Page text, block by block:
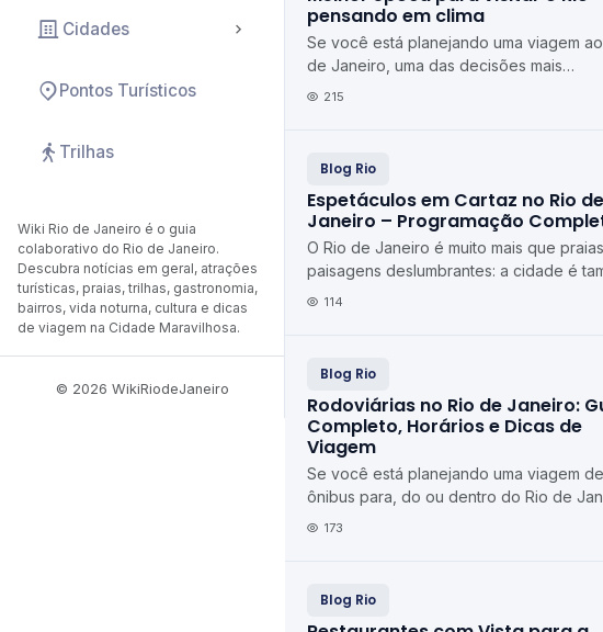
Cidades
Pontos Turísticos
Trilhas
Wiki Rio de Janeiro é o guia
colaborativo do Rio de Janeiro.
Descubra notícias em geral, atrações
turísticas, praias, trilhas, gastronomia,
bairros, vida noturna, cultura e dicas
de viagem na Cidade Maravilhosa.
© 2026 WikiRiodeJaneiro
pensando em clima
Se você está planejando uma viagem
de Janeiro, uma das decisões mais
importantes é: quando ir? A melhor época
215
Blog Rio
Espetáculos em Cartaz no Rio de
Janeiro – Programação
O Rio de Janeiro é muito mais que
paisagens deslumbrantes: a cidade é
um dos principais polos culturais do Brasil,
114
Blog Rio
Rodoviárias no Rio de Janeiro:
Completo, Horários e Dicas de
Viagem
Se você está planejando uma viagem de
ônibus para, do ou dentro do Rio de
conhecer as principais rodoviárias da
173
Blog Rio